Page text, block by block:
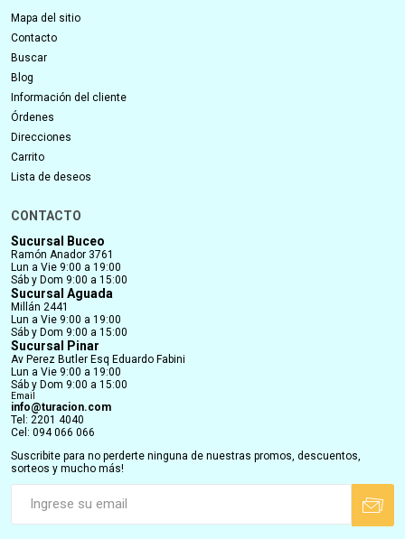
Mapa del sitio
Contacto
Buscar
Blog
Información del cliente
Órdenes
Direcciones
Carrito
Lista de deseos
CONTACTO
Sucursal Buceo
Ramón Anador 3761
Lun a Vie 9:00 a 19:00
Sáb y Dom 9:00 a 15:00
Sucursal Aguada
Millán 2441
Lun a Vie 9:00 a 19:00
Sáb y Dom 9:00 a 15:00
Sucursal Pinar
Av Perez Butler Esq Eduardo Fabini
Lun a Vie 9:00 a 19:00
Sáb y Dom 9:00 a 15:00
Email
info@turacion.com
Tel: 2201 4040
Cel: 094 066 066
Suscribite para no perderte ninguna de nuestras promos, descuentos,
sorteos y mucho más!